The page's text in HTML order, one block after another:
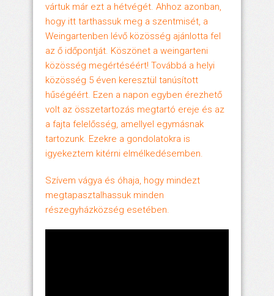
vártuk már ezt a hétvégét. Ahhoz azonban,
hogy itt tarthassuk meg a szentmisét, a
Weingartenben lévő közösség ajánlotta fel
az ő időpontját. Köszönet a weingarteni
közösség megértéséért! Továbbá a helyi
közösség 5 éven keresztül tanúsított
hűségéért. Ezen a napon egyben érezhető
volt az összetartozás megtartó ereje és az
a fajta felelősség, amellyel egymásnak
tartozunk. Ezekre a gondolatokra is
igyekeztem kitérni elmélkedésemben.
Szívem vágya és óhaja, hogy mindezt
megtapasztalhassuk minden
részegyházközség esetében.